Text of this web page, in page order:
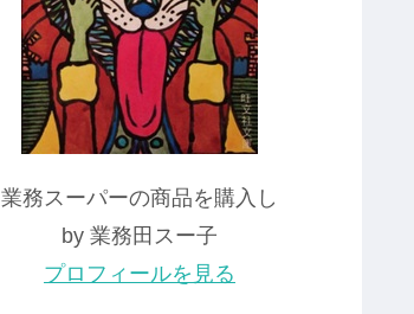
業務スーパーの商品を購入し
by 業務田スー子
プロフィールを見る